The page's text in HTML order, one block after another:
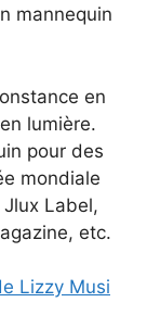
mannequin
en
lumière.
pour des
mondiale
Label,
etc.
Lizzy Musi